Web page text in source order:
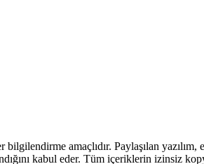
amaçlıdır. Paylaşılan
kabul eder. Tüm içeriklerin izinsiz